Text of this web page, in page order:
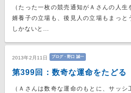
（たった一枚の競売通知がＡさんの人
婿養子の立場も、後見人の立場もまっと
しかないと...
2013年2月11日 ブログ・野口 誠一
第399回：数奇な運命をたどる
（Ａさんは数奇な運命のもとに、サッ